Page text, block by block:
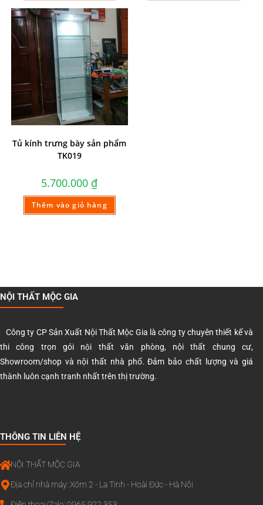
Tủ kính trưng bày sản phẩm
TK019
5.700.000 ₫
Thêm vào giỏ hàng
NỘI THẤT MỘC GIA
Công ty CP Sản Xuất Nội Thất Mộc Gia là công ty chuyên thiết kế và
thi công trọn gói nội thất văn phòng, nội thất chung cư,
Showroom/shop và nội thất nhà phố. Đảm bảo chất lượng và giá
thành luôn cạnh tranh nhất trên thị trường.
THÔNG TIN LIÊN HỆ
NỘI THẤT MỘC GIA
Địa chỉ nhà máy: Xóm 2 - La Tinh - Hoài Đức - Hà Nội